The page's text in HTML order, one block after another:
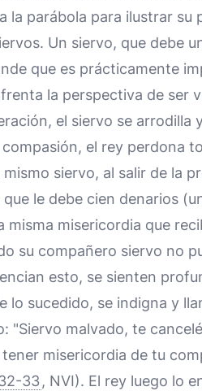
la parábola para ilustrar
Un siervo, que debe
que es prácticamente
la perspectiva de ser
el siervo se
el rey perdona
siervo, al salir de la
le debe cien denarios
misma misericordia que
su compañero siervo no
esto, se sienten
lo sucedido, se indigna y
"Siervo malvado, te
misericordia de tu
33, NVI). El rey luego lo